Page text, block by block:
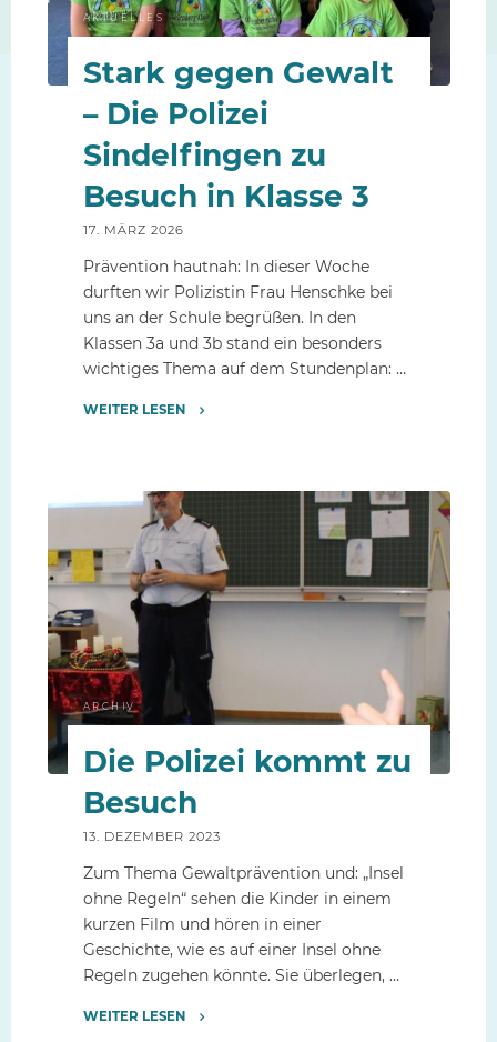
AKTUELLES
Stark gegen Gewalt
– Die Polizei
Sindelfingen zu
Besuch in Klasse 3
17. MÄRZ 2026
Prävention hautnah: In dieser Woche
durften wir Polizistin Frau Henschke bei
uns an der Schule begrüßen. In den
Klassen 3a und 3b stand ein besonders
wichtiges Thema auf dem Stundenplan: …
WEITER LESEN
–
Polizei
Sindelfingen
zu
Besuch
in
Klasse
3"
ARCHIV
Die Polizei kommt zu
Besuch
13. DEZEMBER 2023
Zum Thema Gewaltprävention und: „Insel
ohne Regeln“ sehen die Kinder in einem
kurzen Film und hören in einer
Geschichte, wie es auf einer Insel ohne
Regeln zugehen könnte. Sie überlegen, …
WEITER LESEN